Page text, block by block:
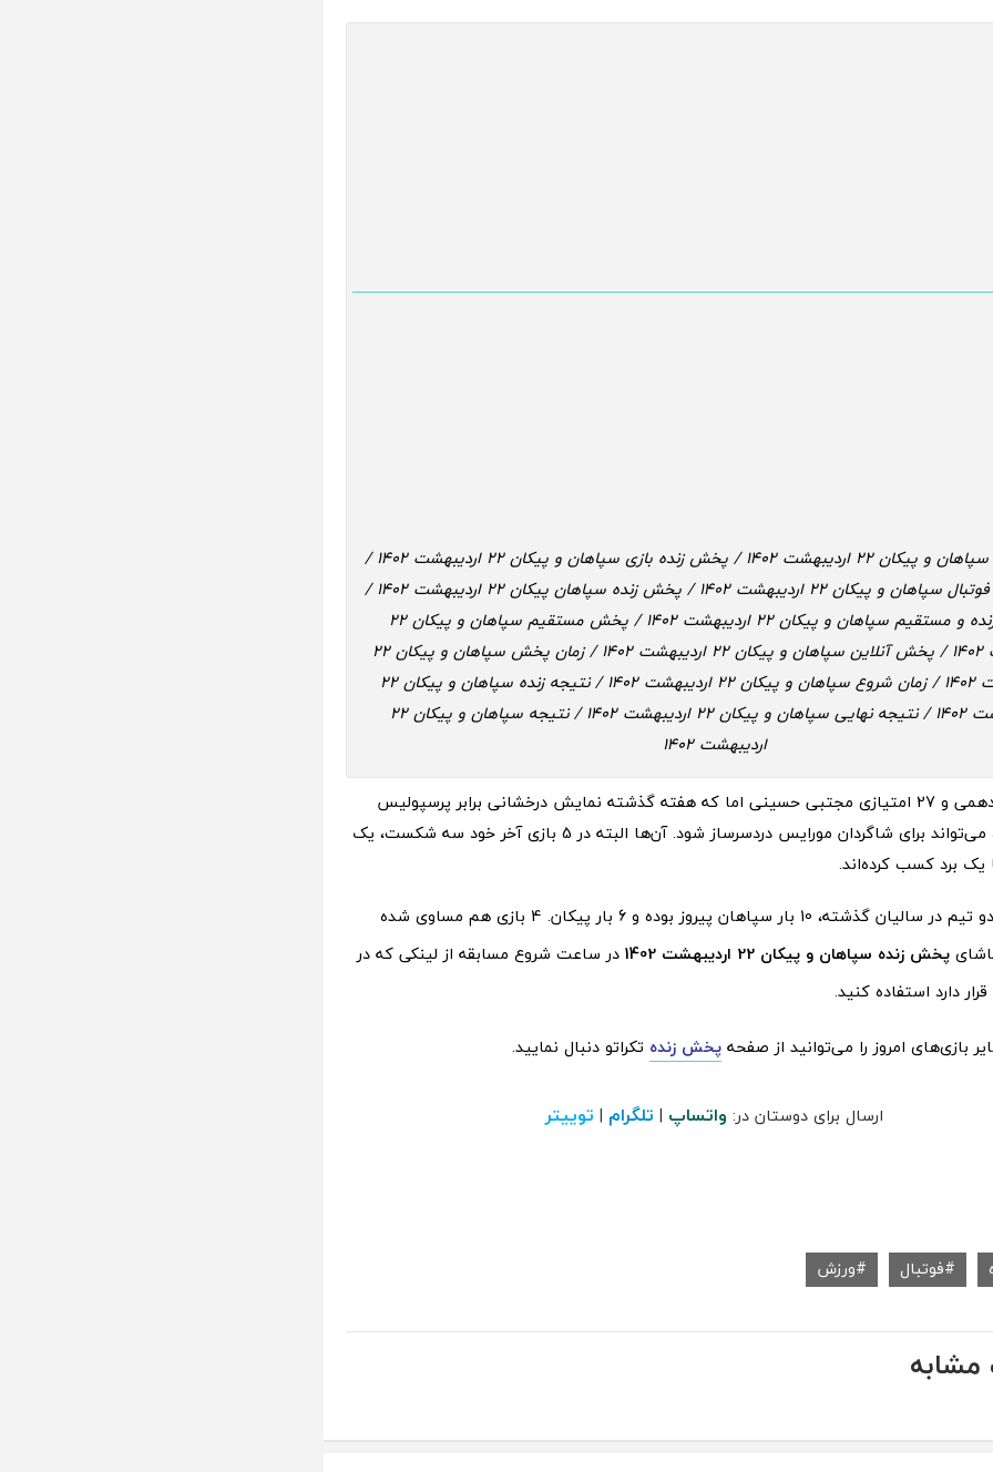
پخش زنده سپاهان و پیکان 22 اردیبهشت 1402 / پخش زنده بازی سپاهان و پیکان 22 اردیبهشت 1402 /
پخش زنده فوتبال سپاهان و پیکان 22 اردیبهشت 1402 / پخش زنده سپاهان پیکان 22 اردیبهشت 1402 /
پخش زنده و مستقیم سپاهان و پیکان 22 اردیبهشت 1402 / پخش مستقیم سپاهان و پیکان 22
اردیبهشت 1402 / پخش آنلاین سپاهان و پیکان 22 اردیبهشت 1402 / زمان پخش سپاهان و پیکان 22
اردیبهشت 1402 / زمان شروع سپاهان و پیکان 22 اردیبهشت 1402 / نتیجه زنده سپاهان و پیکان 22
اردیبهشت 1402 / نتیجه نهایی سپاهان و پیکان 22 اردیبهشت 1402 / نتیجه سپاهان و پیکان 22
اردیبهشت 1402
پیکان رده یازدهمی و 27 امتیازی مجتبی حسینی اما که هفته گذشته نمایش درخشانی برابر پرسپولیس
مدعی داشت، می‌تواند برای شاگردان مورایس دردسرساز شود. آن‌ها البته در 5 بازی آخر خود سه شکست، یک
یک برد کسب کرده‌اند.
در تقابل‌های دو تیم در سالیان گذشته، 10 بار سپاهان پیروز بوده و 6 بار پیکان. 4 بازی هم مساوی شده
پخش زنده سپاهان و پیکان 22 اردیبهشت 1402
در ساعت شروع مسابقه از لینکی که در
دارد استفاده کنید.
بازی‌های امروز را می‌توانید از صفحه پخش زنده تکراتو دنبال نمایید.
ارسال برای دوستان در: واتساپ | تلگرام | توییتر
فوتبال ورزش